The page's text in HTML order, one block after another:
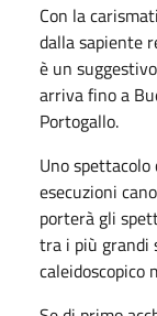
Con la
dalla sapiente
è un
arriva fino a
Portogallo.
Uno
esecuzioni
porterà gli
tra i più grandi
caleidoscopico